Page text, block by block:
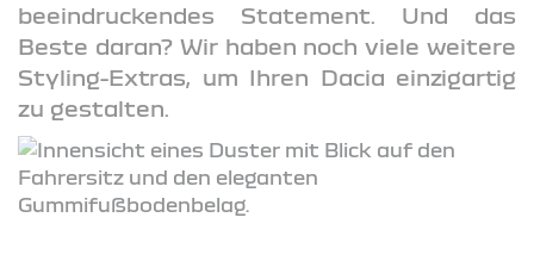
beeindruckendes Statement. Und das
Beste daran? Wir haben noch viele weitere
Styling-Extras, um Ihren Dacia einzigartig
zu gestalten.